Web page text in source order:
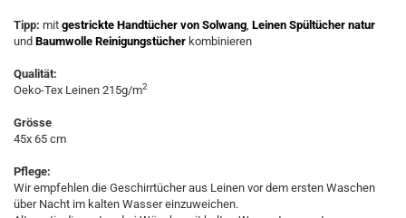
Tipp: mit gestrickte Handtücher von Solwang, Leinen Spültücher natur
und Baumwolle Reinigungstücher kombinieren
Qualität:
Oeko-Tex Leinen 215g/m2
Grösse
45x 65 cm
Pflege:
Wir empfehlen die Geschirrtücher aus Leinen vor dem ersten Waschen
über Nacht im kalten Wasser einzuweichen.